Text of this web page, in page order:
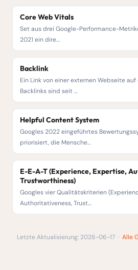
Core Web Vitals
Set aus drei Google-Performance-
2021 ein dire…
Backlink
Ein Link von einer externen Webseite
Backlinks sind seit …
Helpful Content System
Googles 2022 eingeführtes
priorisiert, die Mensche…
E-E-A-T (Experience, Expertise,
Trustworthiness)
Googles vier Qualitätskriterien
Authoritativeness, Trust…
Letzte Aktualisierung: 2026-06-17 · Alle